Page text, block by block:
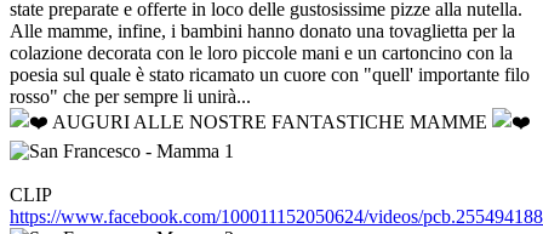
state preparate e offerte in loco delle gustosissime pizze alla nutella.
Alle mamme, infine, i bambini hanno donato una tovaglietta per la
colazione decorata con le loro piccole mani e un cartoncino con la
poesia sul quale è stato ricamato un cuore con "quell' importante filo
rosso" che per sempre li unirà...
AUGURI ALLE NOSTRE FANTASTICHE MAMME
CLIP
https://www.facebook.com/100011152050624/videos/